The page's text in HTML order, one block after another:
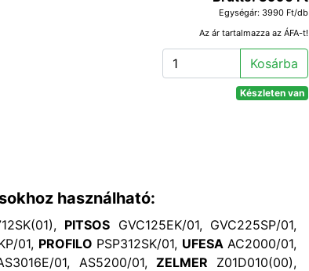
Egységár: 3990 Ft/db
Az ár tartalmazza az ÁFA-t!
Kosárba
Készleten van
használható:
PITSOS GVC125EK/01, GVC225SP/01,
01, PROFILO PSP312SK/01, UFESA AC2000/01,
01, AS5200/01,ZELMER Z01D010(00),